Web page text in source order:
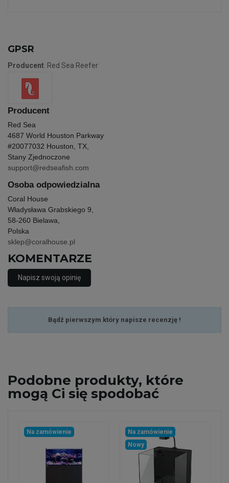
GPSR
Producent: Red Sea Reefer
Producent
Red Sea
4687 World Houston Parkway
#20077032 Houston, TX,
Stany Zjednoczone
support@redseafish.com
Osoba odpowiedzialna
Coral House
Władysława Grabskiego 9,
58-260 Bielawa,
Polska
sklep@coralhouse.pl
KOMENTARZE
Napisz swoją opinię
Bądź pierwszym który napisze recenzję !
Podobne produkty, które
mogą Ci się spodobać
Na zamówienie
Na zamówienie
Nowy